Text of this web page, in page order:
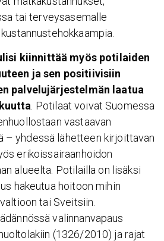
tai terveysasemalle
kiinnittää myös potilaiden
ja sen positiivisiin
palvelujärjestelmän laatua
. Potilaat voivat Suomessa
vastaavan
– yhdessä lähetteen kirjoittavan
erikoissairaanhoidon
alueelta. Potilailla on lisäksi
hakeutua hoitoon mihin
tai Sveitsiin.
valinnanvapaus
(1326/2010) ja rajat